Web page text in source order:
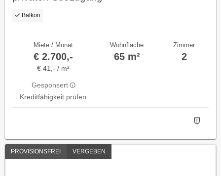
Balkon
Miete / Monat
€ 2.700,-
€ 41,- / m²
Gesponsert
Kreditfähigkeit prüfen
Wohnfläche
65 m²
Zimmer
2
PROVISIONSFREI VERGEBEN